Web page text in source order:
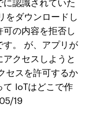
をダウンロードし
の内容を拒否し
。 が、アプリが
クセスしようと
セスを許可するか
IoTはどこで作
19